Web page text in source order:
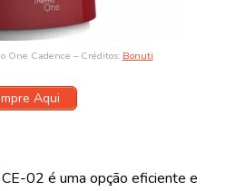
One Cadence – Créditos: Bonuti
Aqui
CE-02 é uma opção eficiente e